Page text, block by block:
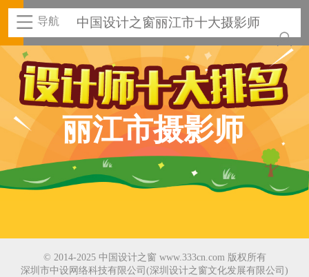
导航 中国设计之窗丽江市十大摄影师
丽江市摄影师
© 2014-2025 中国设计之窗 www.333cn.com 版权所有
深圳市中设网络科技有限公司(深圳设计之窗文化发展有限公司)